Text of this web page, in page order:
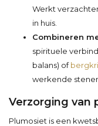
Werkt
in huis.
Combineren
spirituele
balans) of
werkende
Verzorging van
Plumosiet is een